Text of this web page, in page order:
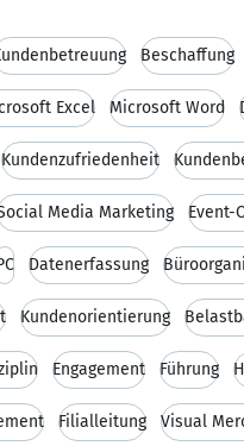
Beschaffung
Excel Microsoft Word
Kundenzufriedenheit
Media Marketing Event-
Datenerfassung
Kundenorientierung
Engagement Führung
Filialleitung Visual